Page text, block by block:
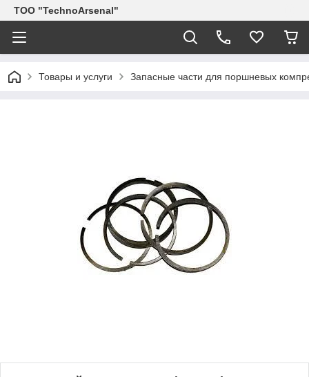
ТОО "TechnoArsenal"
Товары и услуги Запасные части для поршневых